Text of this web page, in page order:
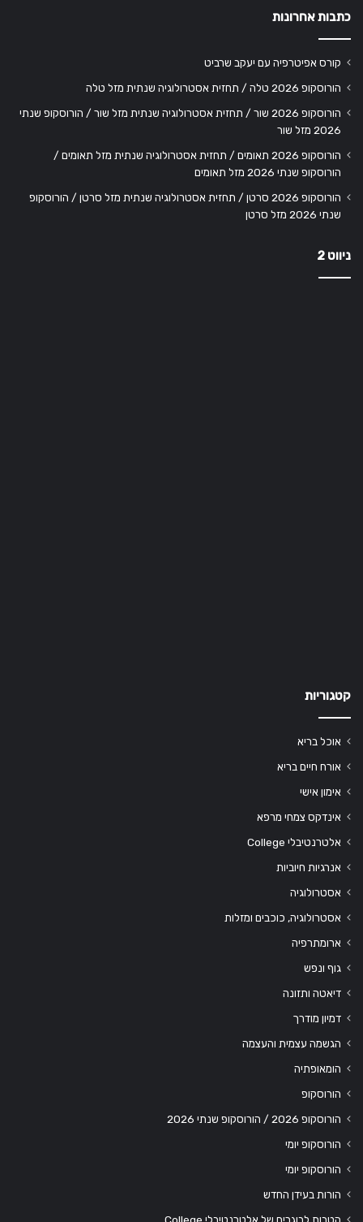
כתבות אחרונות
קורס אפיטרפיה עם יעקב שרביט
הורוסקופ 2026 טלה / תחזית אסטרולוגיה שנתית מזל טלה
הורוסקופ 2026 שור / תחזית אסטרולוגיה שנתית מזל שור / הורוסקופ שנתי
2026 מזל שור
הורוסקופ 2026 תאומים / תחזית אסטרולוגיה שנתית מזל תאומים /
הורוסקופ שנתי 2026 מזל תאומים
הורוסקופ 2026 סרטן / תחזית אסטרולוגיה שנתית מזל סרטן / הורוסקופ
שנתי 2026 מזל סרטן
ניווט 2
קטגוריות
אוכל בריא
אורח חיים בריא
אימון אישי
אינדקס צמחי מרפא
אלטרנטיבלי College
אנרגיות חיוביות
אסטרולוגיה
אסטרולוגיה, כוכבים ומזלות
ארומתרפיה
גוף ונפש
דיאטה ותזונה
דמיון מודרך
הגשמה עצמית והעצמה
הומאופתיה
הורוסקופ
הורוסקופ 2026 / הורוסקופ שנתי 2026
הורוסקופ יומי
הורוסקופ יומי
הורות בעידן החדש